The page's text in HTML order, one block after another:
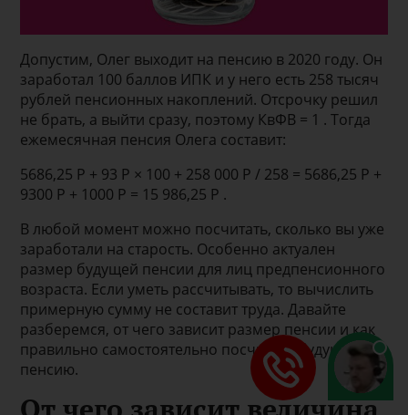
Допустим, Олег выходит на пенсию в 2020 году. Он
заработал 100 баллов ИПК и у него есть 258 тысяч
рублей пенсионных накоплений. Отсрочку решил
не брать, а выйти сразу, поэтому КвФВ = 1 . Тогда
ежемесячная пенсия Олега составит:
5686,25 Р + 93 Р × 100 + 258 000 Р / 258 = 5686,25 Р +
9300 Р + 1000 Р = 15 986,25 Р .
В любой момент можно посчитать, сколько вы уже
заработали на старость. Особенно актуален
размер будущей пенсии для лиц предпенсионного
возраста. Если уметь рассчитывать, то вычислить
примерную сумму не составит труда. Давайте
разберемся, от чего зависит размер пенсии и как
правильно самостоятельно посчитать будущую
пенсию.